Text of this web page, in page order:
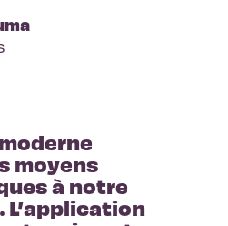
moyens
à notre